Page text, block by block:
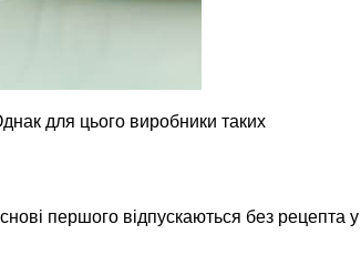
для цього виробники таких
першого відпускаються без рецепта у